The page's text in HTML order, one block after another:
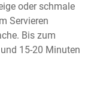
oder schmale
Servieren
Bis zum
15-20 Minuten